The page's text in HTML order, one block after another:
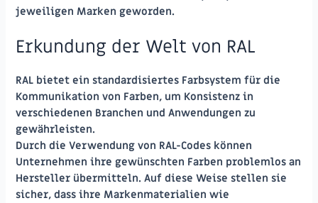
jeweiligen Marken geworden.
Erkundung der Welt von RAL
RAL bietet ein standardisiertes Farbsystem für die
Kommunikation von Farben, um Konsistenz in
verschiedenen Branchen und Anwendungen zu
gewährleisten.
Durch die Verwendung von RAL-Codes können
Unternehmen ihre gewünschten Farben problemlos an
Hersteller übermitteln. Auf diese Weise stellen sie
sicher, dass ihre Markenmaterialien wie